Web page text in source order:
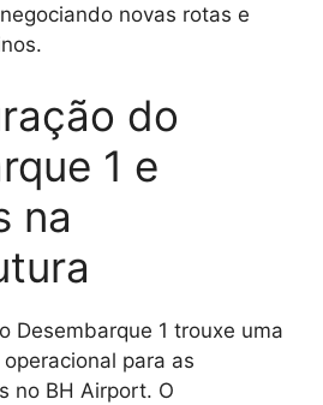
novas rotas e
do
1 e
na
Desembarque 1 trouxe uma
para as
no BH Airport. O